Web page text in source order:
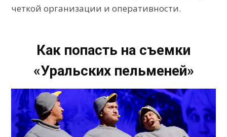
четкой организации и оперативности.
Как попасть на съемки
«Уральских пельменей»